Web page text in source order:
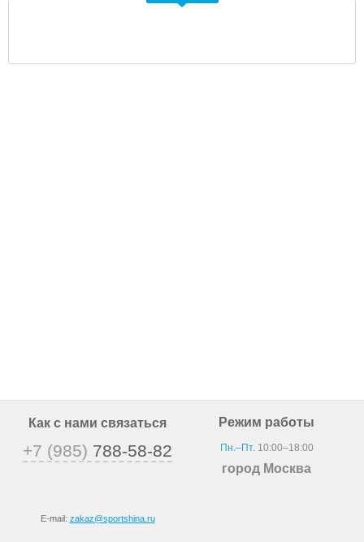
Как с нами связаться
+7 (985) 788-58-82
E-mail: zakaz@sportshina.ru
Режим работы
Пн.–Пт.10:00–18:00
город Москва